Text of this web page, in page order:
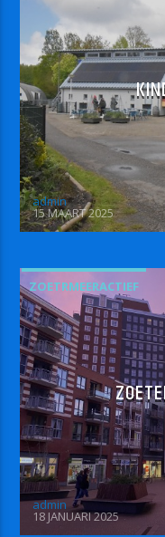
admin
15 MAART 2025
ZOETRMEERACTIEF
admin
18 JANUARI 2025